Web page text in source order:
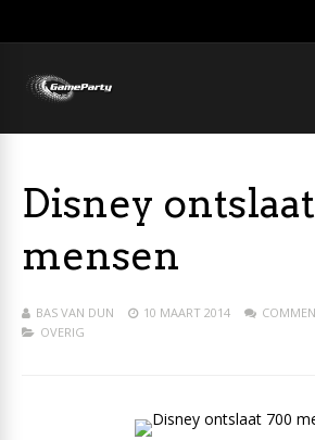
Disney
mensen
BAS VAN DUN 10 MAART 2014
OVERIG